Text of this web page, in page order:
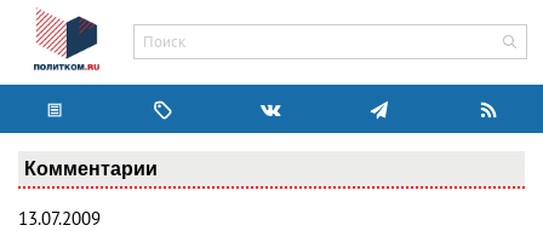
Комментарии
13.07.2009